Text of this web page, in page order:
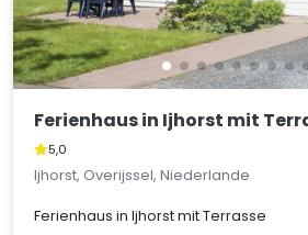
Ferienhaus in Ijhorst mit
5,0
Ijhorst, Overijssel, Niederlande
Ferienhaus in Ijhorst mit Terrasse